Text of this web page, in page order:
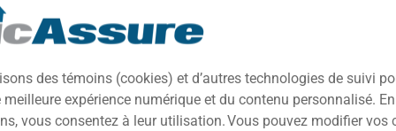
compact abordable, offrant une conduite pratique et une garde
aux conducteurs cherchant un véhicule économique et facile à
des témoins (cookies) et d’autres technologies de suivi
expérience numérique et du contenu personnalisé.
vous consentez à leur utilisation. Vous pouvez modifier vos